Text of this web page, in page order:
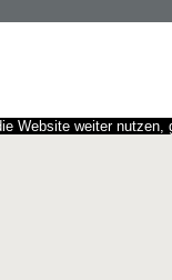
Website weiter